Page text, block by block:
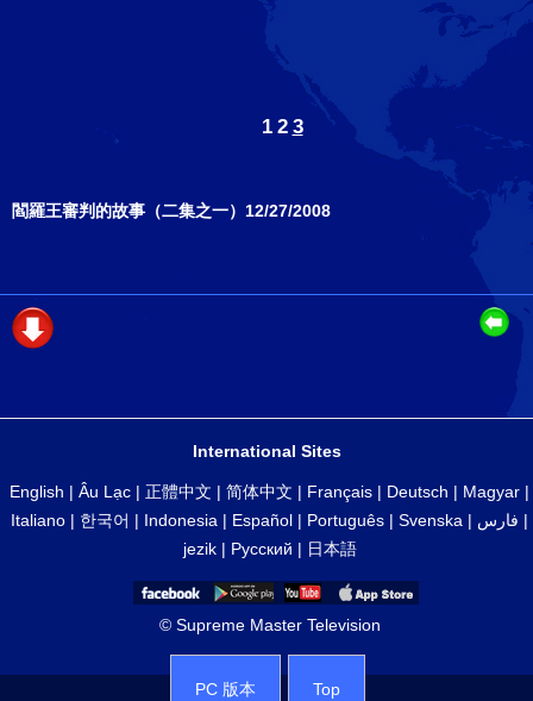
1 2 3
閻羅王審判的故事（二集之一）12/27/2008
International Sites
English | Âu Lạc | 正體中文 | 简体中文 | Français | Deutsch | Magyar |
Italiano | 한국어 | Indonesia | Español | Português | Svenska | فارس |
jezik| Русский | 日本語
© Supreme Master Television
PC 版本 Top